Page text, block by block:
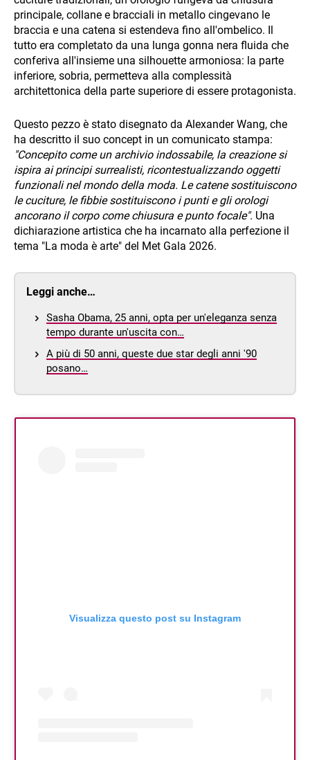
principale, collane e bracciali in metallo cingevano le
braccia e una catena si estendeva fino all'ombelico. Il
tutto era completato da una lunga gonna nera fluida che
conferiva all'insieme una silhouette armoniosa: la parte
inferiore, sobria, permetteva alla complessità
architettonica della parte superiore di essere protagonista.
Questo pezzo è stato disegnato da Alexander Wang, che
ha descritto il suo concept in un comunicato stampa:
"Concepito come un archivio indossabile, la creazione si
ispira ai principi surrealisti, ricontestualizzando oggetti
funzionali nel mondo della moda. Le catene sostituiscono
le cuciture, le fibbie sostituiscono i punti e gli orologi
ancorano il corpo come chiusura e punto focale". Una
dichiarazione artistica che ha incarnato alla perfezione il
tema "La moda è arte" del Met Gala 2026.
Leggi anche…
Sasha Obama, 25 anni, opta per un'eleganza senza
tempo durante un'uscita con…
A più di 50 anni, queste due star degli anni '90
posano…
Visualizza questo post su Instagram